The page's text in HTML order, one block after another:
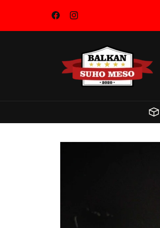
FacebookInstagram
Zu